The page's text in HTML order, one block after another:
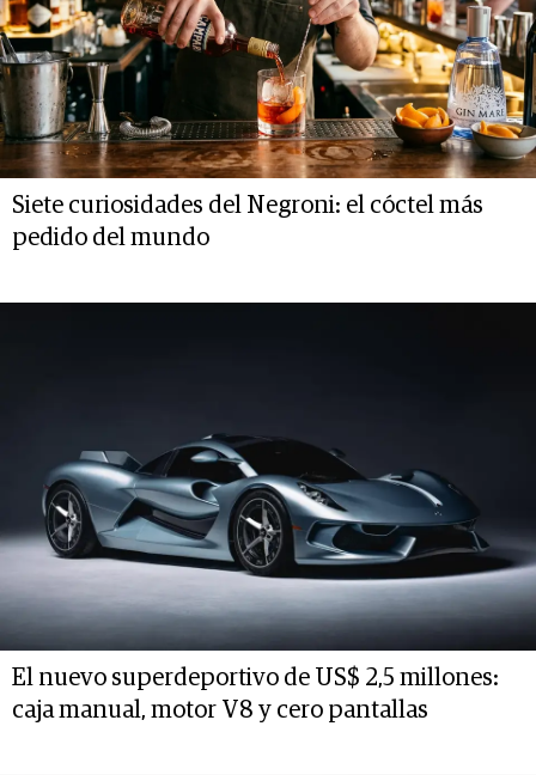
Siete curiosidades del Negroni: el cóctel más
pedido del mundo
El nuevo superdeportivo de US$ 2,5 millones:
caja manual, motor V8 y cero pantallas